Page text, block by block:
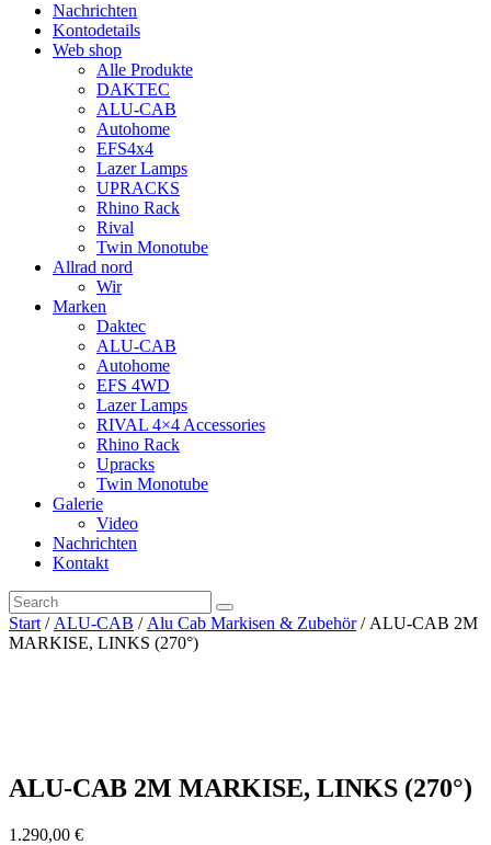
Nachrichten
Kontodetails
Web shop
Alle Produkte
DAKTEC
ALU-CAB
Autohome
EFS4x4
Lazer Lamps
UPRACKS
Rhino Rack
Rival
Twin Monotube
Allrad nord
Wir
Marken
Daktec
ALU-CAB
Autohome
EFS 4WD
Lazer Lamps
RIVAL 4×4 Accessories
Rhino Rack
Upracks
Twin Monotube
Galerie
Video
Nachrichten
Kontakt
Start / ALU-CAB / Alu Cab Markisen & Zubehör/ ALU-CAB 2M
MARKISE, LINKS (270°)
ALU-CAB 2M MARKISE, LINKS (270°)
1.290,00 €